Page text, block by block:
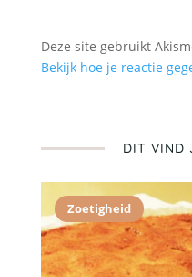
Deze site gebruikt
Bekijk hoe je reactie
DIT VIND
Zoetigheid